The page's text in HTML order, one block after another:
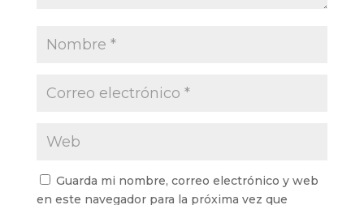
Guarda mi nombre, correo electrónico y web
en este navegador para la próxima vez que